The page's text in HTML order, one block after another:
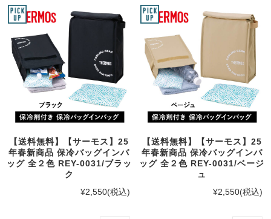
【送料無料】【サーモス】25
年春新商品 保冷バッグインバ
ッグ 全２色 REY-0031/ブラッ
ク
¥2,550(税込)
【送料無料】【サーモス】25
年春新商品 保冷バッグインバ
ッグ 全２色 REY-0031/ベージ
ュ
¥2,550(税込)